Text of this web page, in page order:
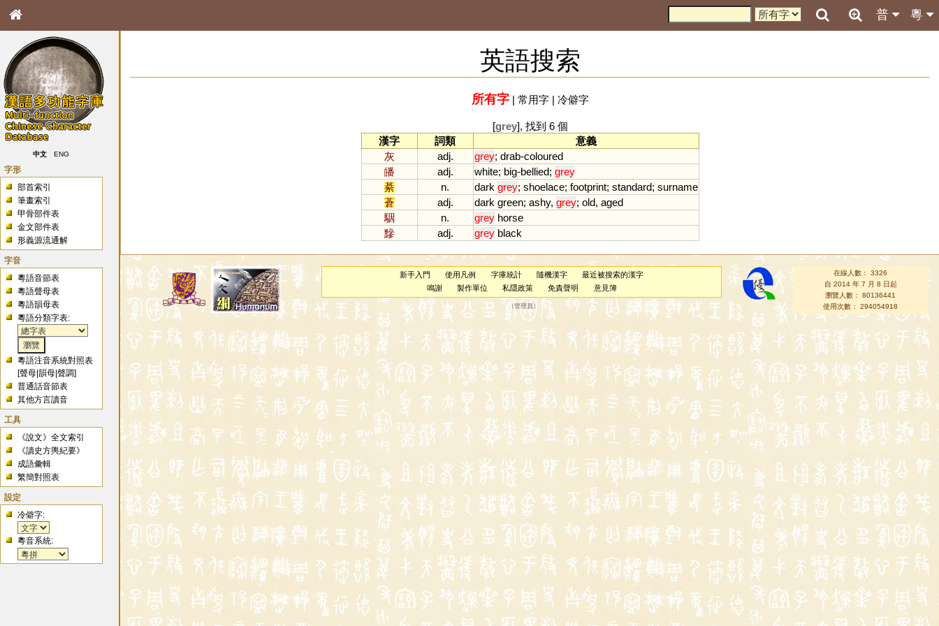
粵
普
中文 ENG
字形
部首索引
筆畫索引
甲骨部件表
金文部件表
形義源流通解
字音
粵語音節表
粵語聲母表
粵語韻母表
粵語分類字表:
粵語注音系統對照表
[聲母 |韻母 |聲調]
普通話音節表
其他方言讀音
工具
《說文》全文索引
《讀史方輿紀要》
成語彙輯
繁簡對照表
設定
冷僻字:
粵音系統:
英語搜索
所有字| 常用字| 冷僻字
[grey], 找到 6 個
漢字
詞類
意義
灰
adj. grey; drab-coloured
皤
adj. white; big-bellied; grey
綦
n. dark grey; shoelace; footprint; standard; surname
蒼
adj. dark green; ashy, grey; old, aged
駰
n. grey horse
黲
adj. grey black
新手入門 使用凡例 字庫統計 隨機漢字
最近被搜索的漢字
鳴謝
製作單位 私隱政策 免責聲明 意見簿
（管理員 ）
在線人數： 3326
自 2014 年 7 月 8 日起
瀏覽人數： 80136441
使用次數： 294054918